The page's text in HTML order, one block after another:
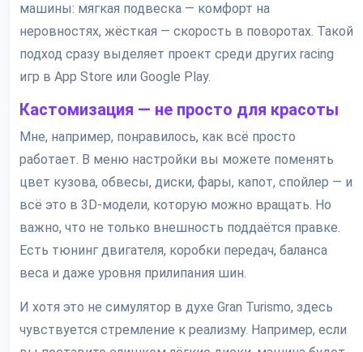
машины: мягкая подвеска — комфорт на
неровностях, жёсткая — скорость в поворотах. Такой
подход сразу выделяет проект среди других racing
игр в App Store или Google Play.
Кастомизация — не просто для красоты
Мне, например, понравилось, как всё просто
работает. В меню настройки вы можете поменять
цвет кузова, обвесы, диски, фары, капот, спойлер — и
всё это в 3D-модели, которую можно вращать. Но
важно, что не только внешность поддаётся правке.
Есть тюнинг двигателя, коробки передач, баланса
веса и даже уровня прилипания шин.
И хотя это не симулятор в духе Gran Turismo, здесь
чувствуется стремление к реализму. Например, если